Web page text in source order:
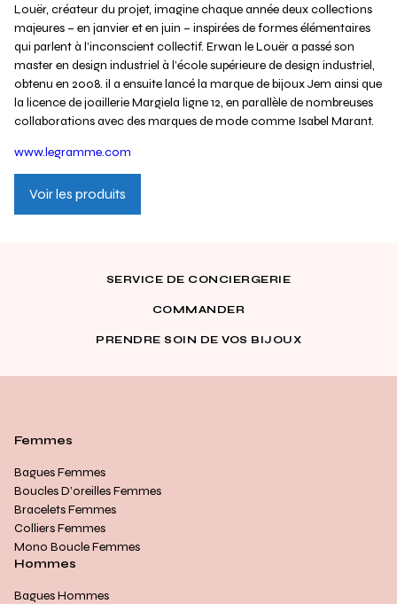
Louër, créateur du projet, imagine chaque année deux collections
majeures – en janvier et en juin – inspirées de formes élémentaires
qui parlent à l’inconscient collectif. Erwan le Louër a passé son
master en design industriel à l’école supérieure de design industriel,
obtenu en 2008. il a ensuite lancé la marque de bijoux Jem ainsi que
la licence de joaillerie Margiela ligne 12, en parallèle de nombreuses
collaborations avec des marques de mode comme Isabel Marant.
www.legramme.com
Voir les produits
SERVICE DE CONCIERGERIE
COMMANDER
PRENDRE SOIN DE VOS BIJOUX
Femmes
Bagues Femmes
Boucles D’oreilles Femmes
Bracelets Femmes
Colliers Femmes
Mono Boucle Femmes
Hommes
Bagues Hommes